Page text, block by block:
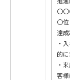
〇
〇
達成
・
的
・
客